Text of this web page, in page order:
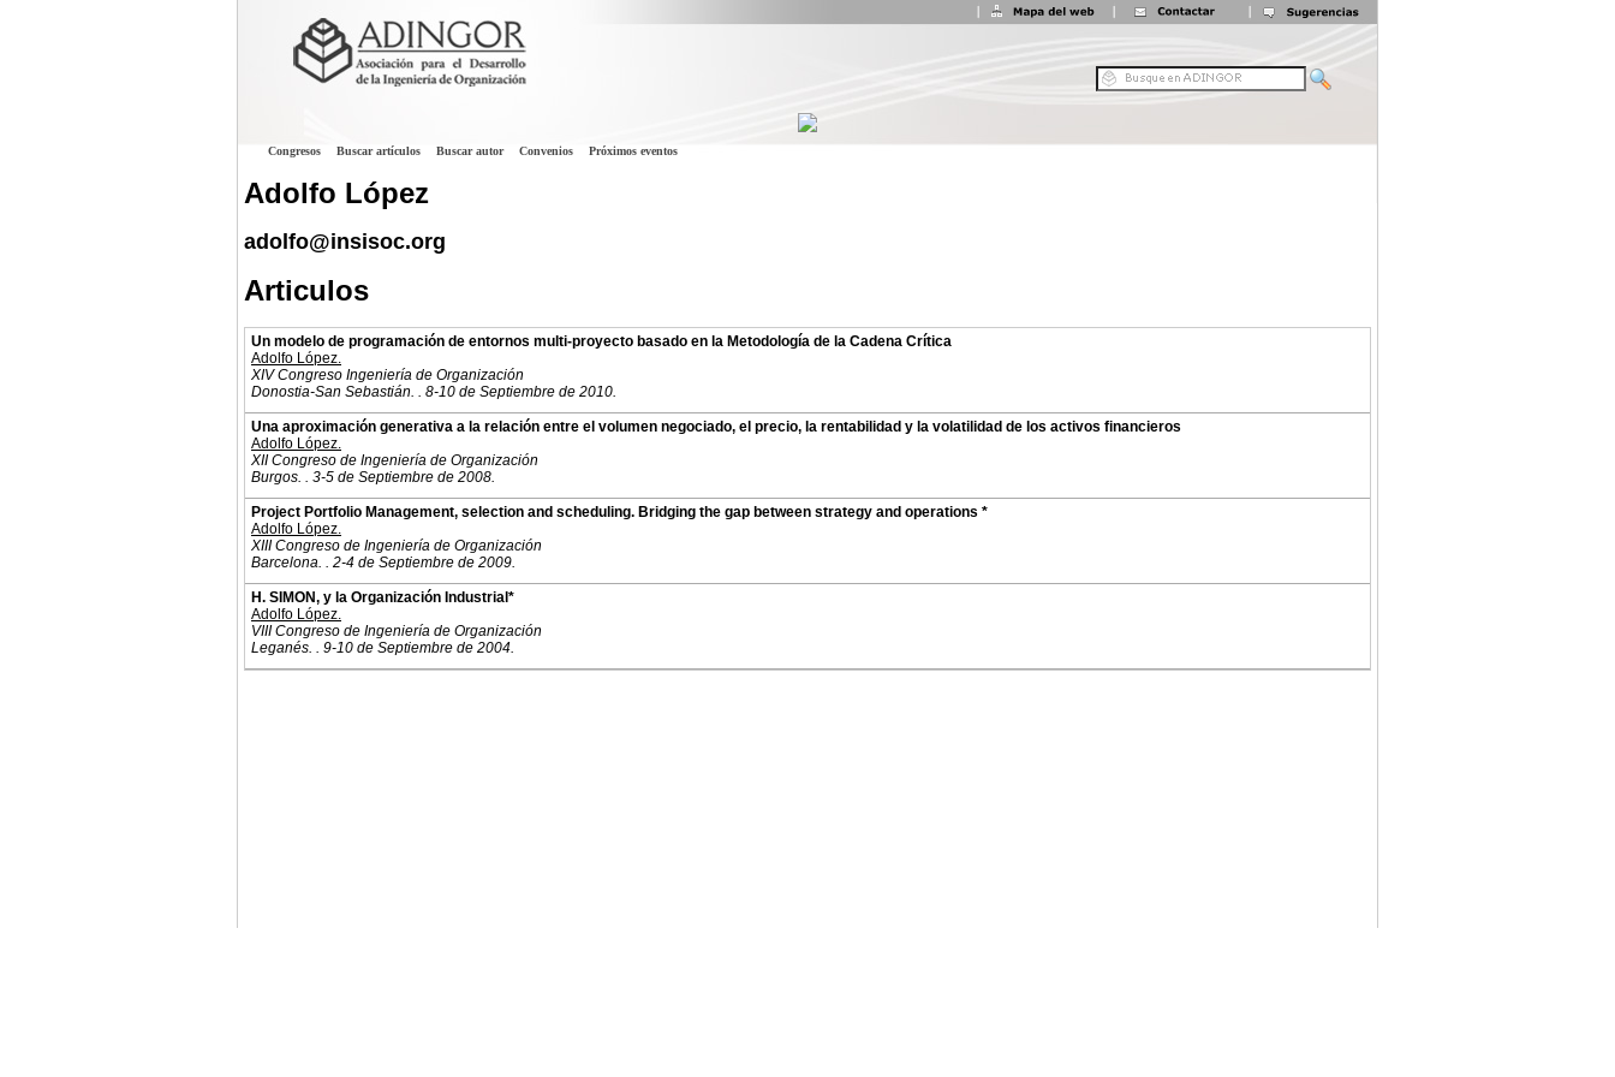
Congresos Buscar artículos Buscar autor Convenios Próximos eventos
Adolfo López
adolfo@insisoc.org
Articulos
Un modelo de programación de entornos multi-proyecto basado en la Metodología de la Cadena Crítica
Adolfo López.
XIV Congreso Ingeniería de Organización
Donostia-San Sebastián. . 8-10 de Septiembre de 2010.
Una aproximación generativa a la relación entre el volumen negociado, el precio, la rentabilidad y la volatilidad de los activos financieros
Adolfo López.
XII Congreso de Ingeniería de Organización
Burgos. . 3-5 de Septiembre de 2008.
Project Portfolio Management, selection and scheduling. Bridging the gap between strategy and operations *
Adolfo López.
XIII Congreso de Ingeniería de Organización
Barcelona. . 2-4 de Septiembre de 2009.
H. SIMON, y la Organización Industrial*
Adolfo López.
VIII Congreso de Ingeniería de Organización
Leganés. . 9-10 de Septiembre de 2004.